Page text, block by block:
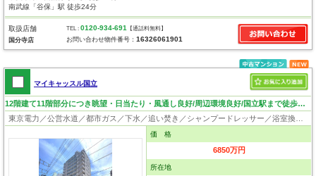
南武線「谷保」駅 徒歩24分
取扱店舗
国分寺店
TEL :0120-934-691 【通話料無料】
お問い合わせ物件番号：16326061901
マイキャッスル国立
12階建て11階部分につき眺望・日当たり・風通し良好/周辺環境良好/国立駅まで徒歩4分
価 格
6850万円
所在地